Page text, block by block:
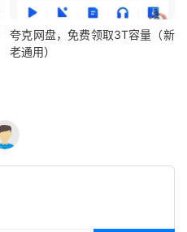
夸克网盘，免费领取3T容量（新
老通用）